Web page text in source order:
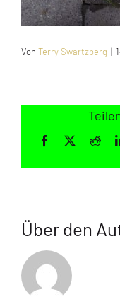
NACH:
Von Terry Swartzberg |
Facebook
X
Über den